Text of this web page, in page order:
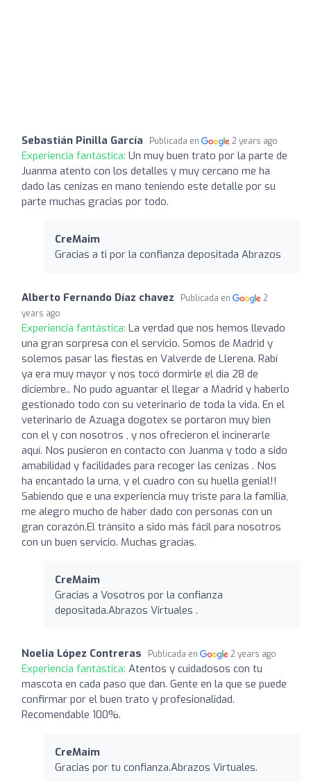
Sebastián Pinilla García Publicada en 2 years ago
Experiencia fantástica: Un muy buen trato por la parte de
Juanma atento con los detalles y muy cercano me ha
dado las cenizas en mano teniendo este detalle por su
parte muchas gracias por todo.
CreMaim
Gracias a ti por la confianza depositada Abrazos
Alberto Fernando Díaz chavez Publicada en
2
years ago
Experiencia fantástica: La verdad que nos hemos llevado
una gran sorpresa con el servicio. Somos de Madrid y
solemos pasar las fiestas en Valverde de Llerena. Rabí
ya era muy mayor y nos tocó dormirle el día 28 de
diciembre.. No pudo aguantar el llegar a Madrid y haberlo
gestionado todo con su veterinario de toda la vida. En el
veterinario de Azuaga dogotex se portaron muy bien
con el y con nosotros , y nos ofrecieron el incinerarle
aquí. Nos pusieron en contacto con Juanma y todo a sido
amabilidad y facilidades para recoger las cenizas . Nos
ha encantado la urna, y el cuadro con su huella genial!!
Sabiendo que e una experiencia muy triste para la familia,
me alegro mucho de haber dado con personas con un
gran corazón.El tránsito a sido más fácil para nosotros
con un buen servicio. Muchas gracias.
CreMaim
Gracias a Vosotros por la confianza
depositada.Abrazos Virtuales .
Noelia López Contreras Publicada en 2 years ago
Experiencia fantástica: Atentos y cuidadosos con tu
mascota en cada paso que dan. Gente en la que se puede
confirmar por el buen trato y profesionalidad.
Recomendable 100%.
CreMaim
Gracias por tu confianza.Abrazos Virtuales.